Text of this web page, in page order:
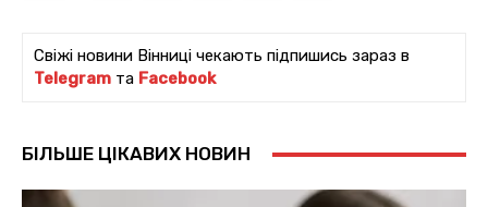
Свіжі новини Вінниці чекають підпишись зараз в
Telegram та Facebook
БІЛЬШЕ ЦІКАВИХ НОВИН